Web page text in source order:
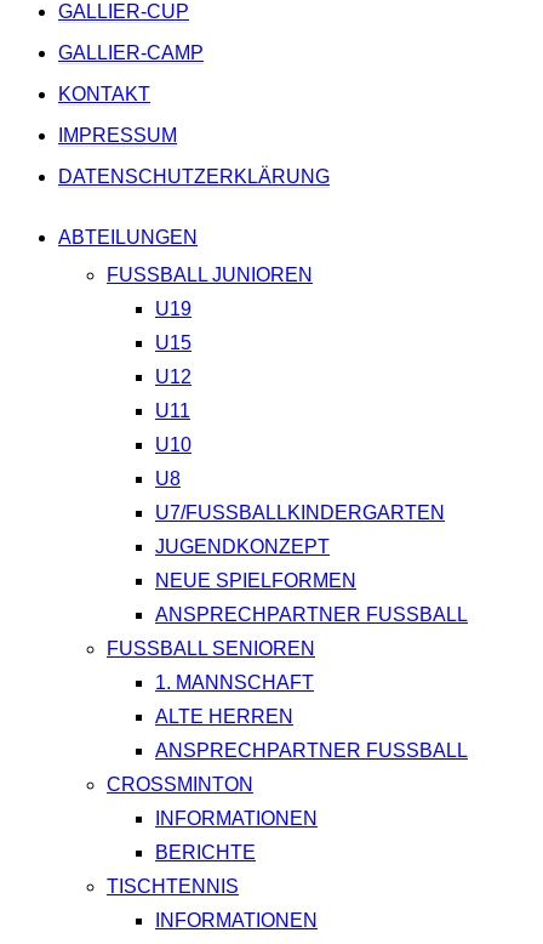
GALLIER-CUP
GALLIER-CAMP
KONTAKT
IMPRESSUM
DATENSCHUTZERKLÄRUNG
ABTEILUNGEN
FUSSBALL JUNIOREN
U19
U15
U12
U11
U10
U8
U7/FUSSBALLKINDERGARTEN
JUGENDKONZEPT
NEUE SPIELFORMEN
ANSPRECHPARTNER FUSSBALL
FUSSBALL SENIOREN
1. MANNSCHAFT
ALTE HERREN
ANSPRECHPARTNER FUSSBALL
CROSSMINTON
INFORMATIONEN
BERICHTE
TISCHTENNIS
INFORMATIONEN